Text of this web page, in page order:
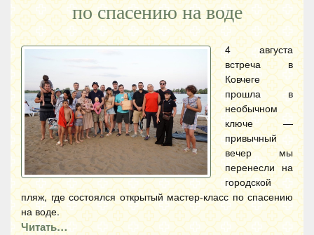
по спасению на воде
4 августа
встреча в
Ковчеге
прошла в
необычном
ключе —
привычный
вечер мы
перенесли на
городской
пляж, где состоялся открытый мастер-класс по спасению
на воде.
Читать…